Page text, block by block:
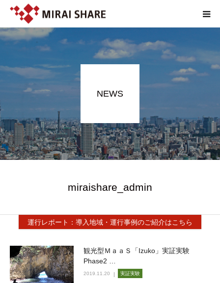
NEWS
miraishare_admin
運行レポート：導入地域・運行事例のご紹介はこちら
観光型ＭａａＳ「Izuko」実証実験
Phase2 …
2019.11.20 実証実験
NEWS
TECHNOLOGY
SERVICE
REPORT
ABOUT